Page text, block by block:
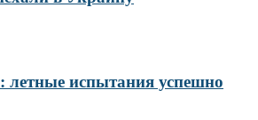
летные испытания успешно